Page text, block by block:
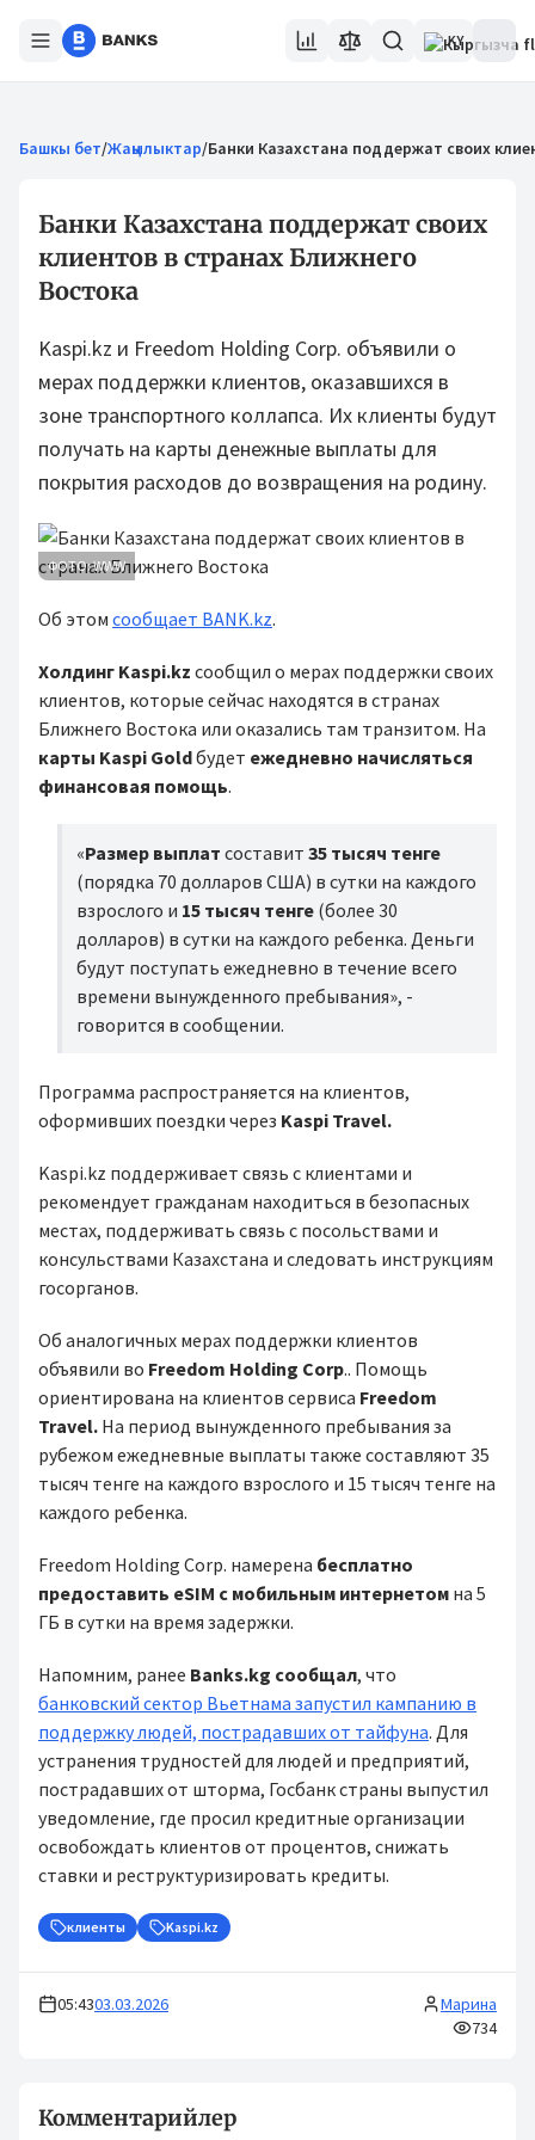
KY
Башкы бет/Жаңылыктар/Банки Казахстана поддержат своих
Банки Казахстана поддержат своих
клиентов в странах Ближнего
Востока
Kaspi.kz и Freedom Holding Corp. объявили о
мерах поддержки клиентов, оказавшихся в
зоне транспортного коллапса. Их клиенты будут
получать на карты денежные выплаты для
покрытия расходов до возвращения на родину.
ФОТО: WWW
Об этом сообщает BANK.kz.
Холдинг Kaspi.kz сообщил о мерах поддержки своих
клиентов, которые сейчас находятся в странах
Ближнего Востока или оказались там транзитом. На
карты Kaspi Goldбудет ежедневно начисляться
финансовая помощь.
«Размер выплат составит 35 тысяч тенге
(порядка 70 долларов США) в сутки на каждого
взрослого и 15 тысяч тенге (более 30
долларов) в сутки на каждого ребенка. Деньги
будут поступать ежедневно в течение всего
времени вынужденного пребывания», -
говорится в сообщении.
Программа распространяется на клиентов,
оформивших поездки через Kaspi Travel.
Kaspi.kz поддерживает связь с клиентами и
рекомендует гражданам находиться в безопасных
местах, поддерживать связь с посольствами и
консульствами Казахстана и следовать инструкциям
госорганов.
Об аналогичных мерах поддержки клиентов
объявили во Freedom Holding Corp.. Помощь
ориентирована на клиентов сервиса Freedom
Travel. На период вынужденного пребывания за
рубежом ежедневные выплаты также составляют 35
тысяч тенге на каждого взрослого и 15 тысяч тенге на
каждого ребенка.
Freedom Holding Corp. намерена бесплатно
предоставить eSIM с мобильным интернетом на 5
ГБ в сутки на время задержки.
Напомним, ранее Banks.kg сообщал, что
банковский сектор Вьетнама запустил кампанию в
поддержку людей, пострадавших от тайфуна. Для
устранения трудностей для людей и предприятий,
пострадавших от шторма, Госбанк страны выпустил
уведомление, где просил кредитные организации
освобождать клиентов от процентов, снижать
ставки и реструктуризировать кредиты.
клиенты Kaspi.kz
05:4303.03.2026
Марина
734
Комментарийлер